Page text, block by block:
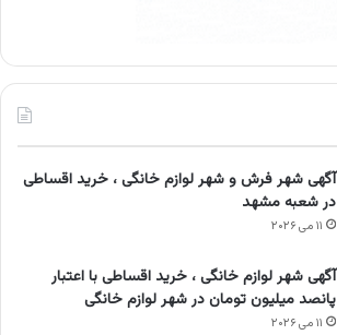
آگهی شهر فرش و شهر لوازم خانگی ، خرید اقساطی
در شعبه مشهد
۱۱ می ۲۰۲۶
آگهی شهر لوازم خانگی ، خرید اقساطی با اعتبار
پانصد میلیون تومان در شهر لوازم خانگی
۱۱ می ۲۰۲۶